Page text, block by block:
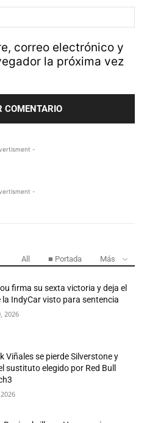
correo electrónico y
la próxima vez
-
-
All ■ Portada Más
firma su sexta victoria y deja el
la IndyCar visto para sentencia
2026
Viñales se pierde Silverstone y
sustituto elegido por Red Bull